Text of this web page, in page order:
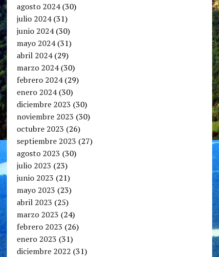
agosto 2024(30)
julio 2024(31)
junio 2024(30)
mayo 2024(31)
abril 2024(29)
marzo 2024(30)
febrero 2024(29)
enero 2024(30)
diciembre 2023 (30)
noviembre 2023 (30)
octubre 2023 (26)
septiembre 2023 (27)
agosto 2023 (30)
julio 2023 (23)
junio 2023 (21)
mayo 2023 (23)
abril 2023 (25)
marzo 2023 (24)
febrero 2023 (26)
enero 2023 (31)
diciembre 2022 (31)